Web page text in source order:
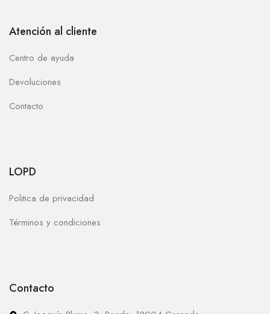
Atención al cliente
Centro de ayuda
Devoluciones
Contacto
LOPD
Politica de privacidad
Términos y condiciones
Contacto